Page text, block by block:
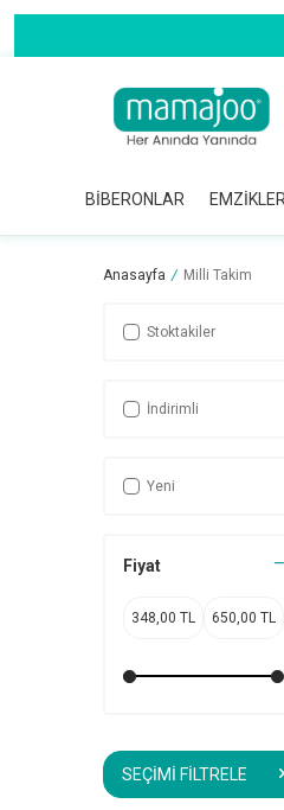
BIBERONLAR EMZIKLER
Anasayfa / Milli Takim
Stoktakiler
İndirimli
Yeni
Fiyat
SEÇIMI FILTRELE